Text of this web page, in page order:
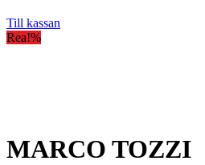
Till kassan
Rea!%
MARCO TOZZI